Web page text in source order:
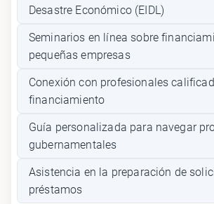
Desastre Económico (EIDL)
Seminarios en línea sobre
pequeñas empresas
Conexión con profesionales
financiamiento
Guía personalizada para navegar
gubernamentales
Asistencia en la preparación de
préstamos